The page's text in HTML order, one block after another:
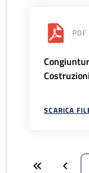
PDF
SCARICA